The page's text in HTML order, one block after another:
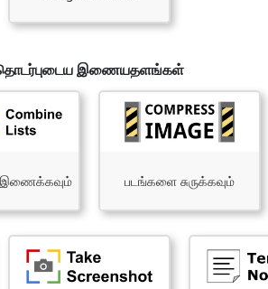
இணையதளங்கள்
இணைக்கவும் படங்களை சுருக்கவும்